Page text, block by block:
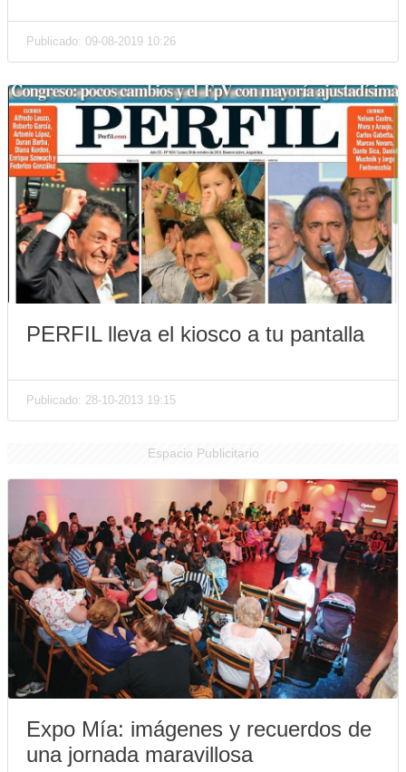
Publicado: 09-08-2019 10:26
PERFIL lleva el kiosco a tu pantalla
Publicado: 28-10-2013 19:15
Espacio Publicitario
Expo Mía: imágenes y recuerdos de
una jornada maravillosa